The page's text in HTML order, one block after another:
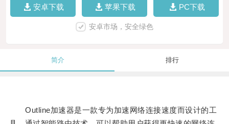
安卓下载 苹果下载 PC下载
安卓市场，安全绿色
简介 排行
Outline加速器是一款专为加速网络连接速度而设计的工